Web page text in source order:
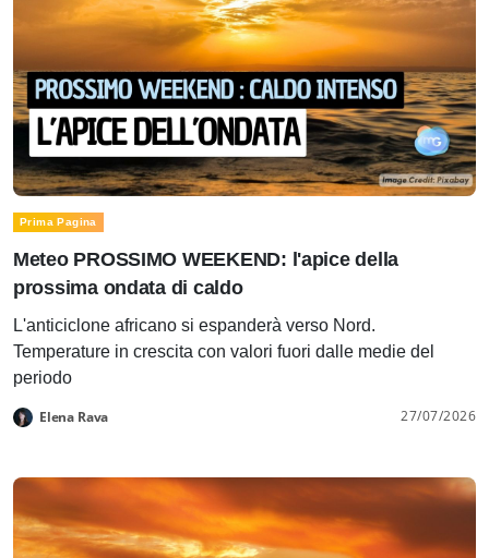
Prima Pagina
Meteo PROSSIMO WEEKEND: l'apice della
prossima ondata di caldo
L'anticiclone africano si espanderà verso Nord.
Temperature in crescita con valori fuori dalle medie del
periodo
Elena Rava 27/07/2026